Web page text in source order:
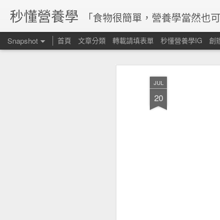
JUL
20
秒懂營養學 「食物很簡單，營養學當然
Snapshot 首頁 文章分類 轉載請填表單 秒懂營養學IG 創